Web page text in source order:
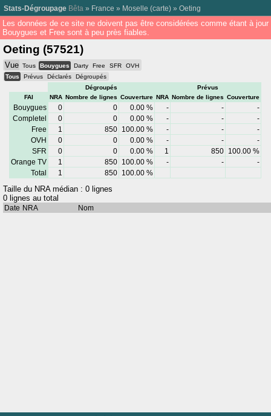
Stats-Dégroupage Bêta » France » Moselle (carte) » Oeting
Les données de ce site ne doivent pas être considérées comme étant à
Bouygues et Free sont à peu près fiables.
Oeting (57521)
Vue Tous Bouygues Darty Free SFR
OVH
Tous
Prévus Déclarés
Dégroupés
Dégroupés
Prévus
FAI
NRA Nombre de lignes Couverture NRA Nombre de lignes Couverture
Bouygues 0 0 0.00 % - -
-
Completel
0 0 0.00 % - -
-
Free
1 850 100.00 % - -
-
OVH
0 0 0.00 % - -
-
SFR
0 0 0.00 % 1 850
100.00 %
Orange TV
1 850 100.00 % - -
-
Total
1 850 100.00 %
Taille du NRA médian : 0 lignes
0 lignes au total
Date NRA Nom